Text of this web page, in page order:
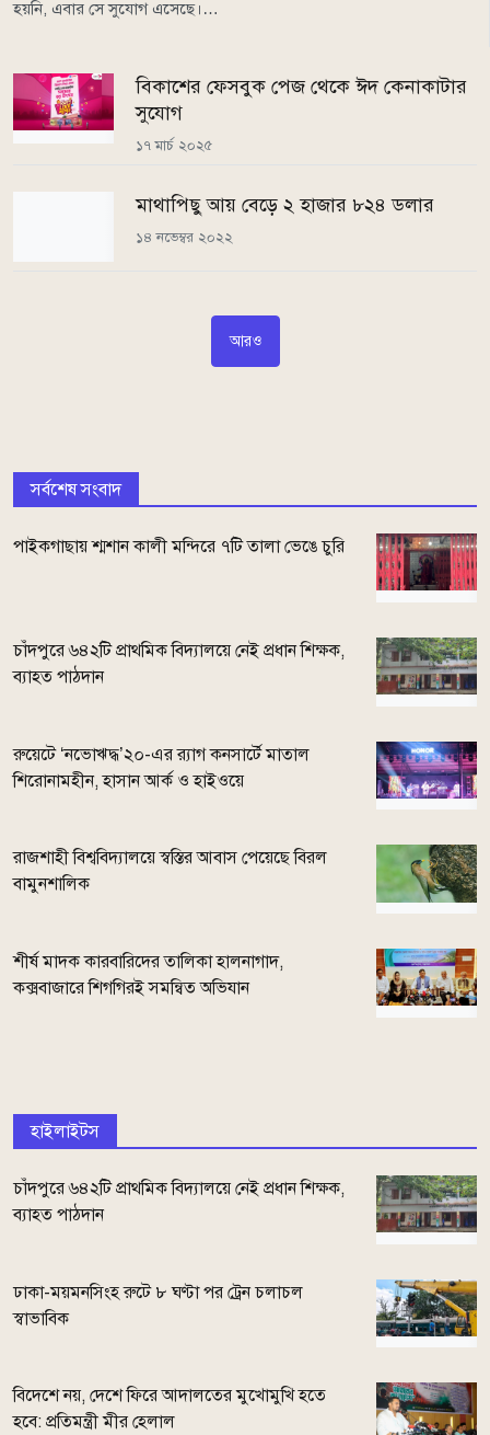
হয়নি, এবার সে সুযোগ এসেছে।…
বিকাশের ফেসবুক পেজ থেকে ঈদ কেনাকাটার
সুযোগ
১৭ মার্চ ২০২৫
মাথাপিছু আয় বেড়ে ২ হাজার ৮২৪ ডলার
১৪ নভেম্বর ২০২২
আরও
সর্বশেষ সংবাদ
পাইকগাছায় শ্মশান কালী মন্দিরে ৭টি তালা ভেঙে চুরি
চাঁদপুরে ৬৪২টি প্রাথমিক বিদ্যালয়ে নেই প্রধান শিক্ষক,
ব্যাহত পাঠদান
রুয়েটে ‘নভোঋদ্ধ’২০-এর র‍্যাগ কনসার্টে মাতাল
শিরোনামহীন, হাসান আর্ক ও হাইওয়ে
রাজশাহী বিশ্ববিদ্যালয়ে স্বস্তির আবাস পেয়েছে বিরল
বামুনশালিক
শীর্ষ মাদক কারবারিদের তালিকা হালনাগাদ,
কক্সবাজারে শিগগিরই সমন্বিত অভিযান
হাইলাইটস
চাঁদপুরে ৬৪২টি প্রাথমিক বিদ্যালয়ে নেই প্রধান শিক্ষক,
ব্যাহত পাঠদান
ঢাকা-ময়মনসিংহ রুটে ৮ ঘণ্টা পর ট্রেন চলাচল
স্বাভাবিক
বিদেশে নয়, দেশে ফিরে আদালতের মুখোমুখি হতে
হবে: প্রতিমন্ত্রী মীর হেলাল